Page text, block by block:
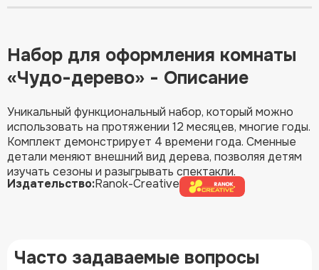
Набор для оформления комнаты
«Чудо-дерево» - Описание
Уникальный функциональный набор, который можно
использовать на протяжении 12 месяцев, многие годы.
Комплект демонстрирует 4 времени года. Сменные
детали меняют внешний вид дерева, позволяя детям
изучать сезоны и разыгрывать спектакли.
Издательство:Ranok-Creative
Часто задаваемые вопросы